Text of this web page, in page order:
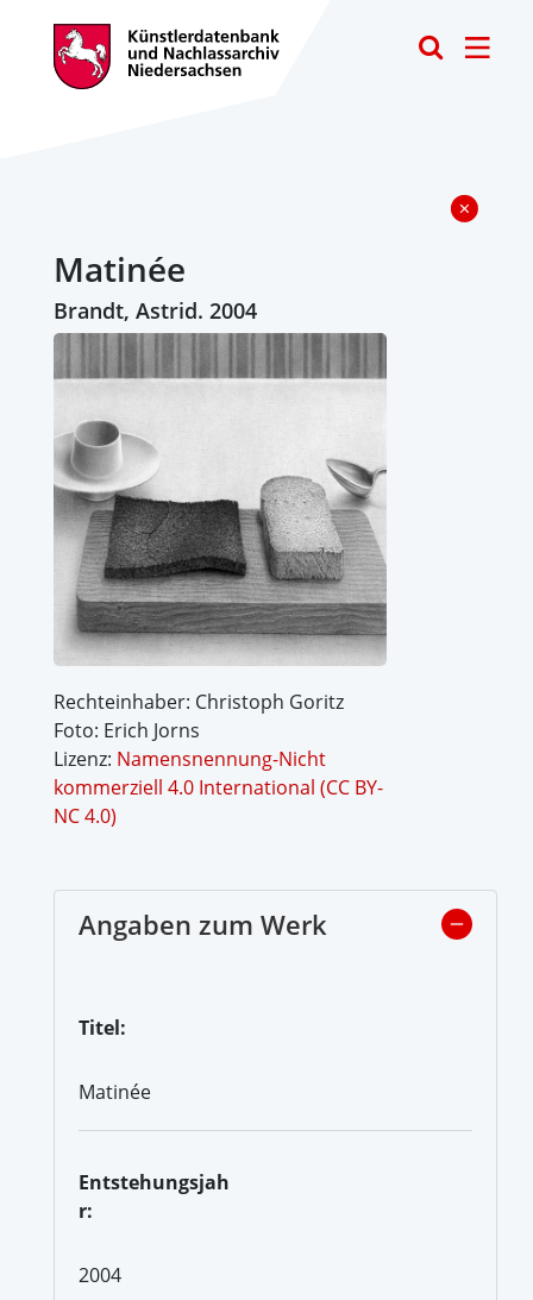
Matinée
Brandt, Astrid. 2004
Rechteinhaber: Christoph Goritz
Foto: Erich Jorns
Lizenz: Namensnennung-Nicht
kommerziell 4.0 International (CC BY-
NC 4.0)
Angaben zum Werk
Titel:
Matinée
Entstehungsjah
r:
2004